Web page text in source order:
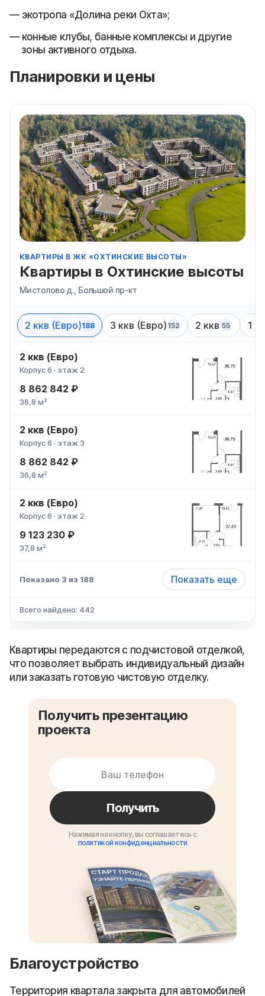
экотропа «Долина реки Охта»;
конные клубы, банные комплексы и другие
зоны активного отдыха.
Планировки и цены
КВАРТИРЫ В ЖК «ОХТИНСКИЕ ВЫСОТЫ»
Квартиры в Охтинские высоты
Мистолово д., Большой пр-кт
2 ккв (Евро)188 3 ккв (Евро) 152 2 ккв 55 1
2 ккв (Евро)
Корпус 6 · этаж 2
8 862 842 ₽
36,8 м²
2 ккв (Евро)
Корпус 6 · этаж 3
8 862 842 ₽
36,8 м²
2 ккв (Евро)
Корпус 6 · этаж 2
9 123 230 ₽
37,8 м²
Показано 3 из 188 Показать еще
Всего найдено: 442
Квартиры передаются с подчистовой отделкой,
что позволяет выбрать индивидуальный дизайн
или заказать готовую чистовую отделку.
Получить презентацию
проекта
Получить
Нажимая на кнопку, вы соглашаетесь с
политикой конфиденциальности
Благоустройство
Территория квартала закрыта для автомобилей